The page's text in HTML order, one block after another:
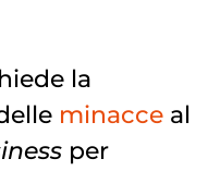
la
minacce al
per